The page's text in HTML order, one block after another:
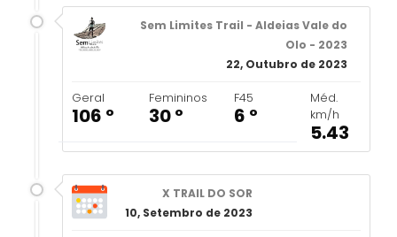
Sem Limites Trail - Aldeias Vale do
Olo - 2023
22, Outubro de 2023
Geral
106 º
Femininos
30 º
F45
6 º
Méd.
km/h
5.43
X TRAIL DO SOR
10, Setembro de 2023